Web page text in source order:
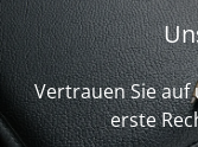
Vertrauen Sie
erste